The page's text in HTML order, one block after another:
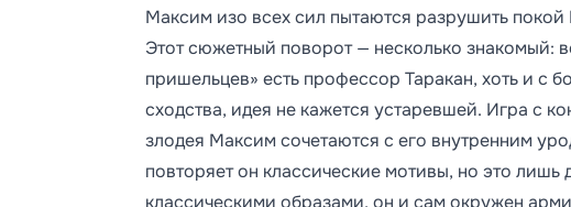
Максим изо всех сил пытаются разрушить
Этот сюжетный поворот — несколько знакомый:
пришельцев» есть профессор Таракан, хоть и с
сходства, идея не кажется устаревшей. Игра с
злодея Максим сочетаются с его внутренним
повторяет он классические мотивы, но это
классическими образами, он и сам окружен